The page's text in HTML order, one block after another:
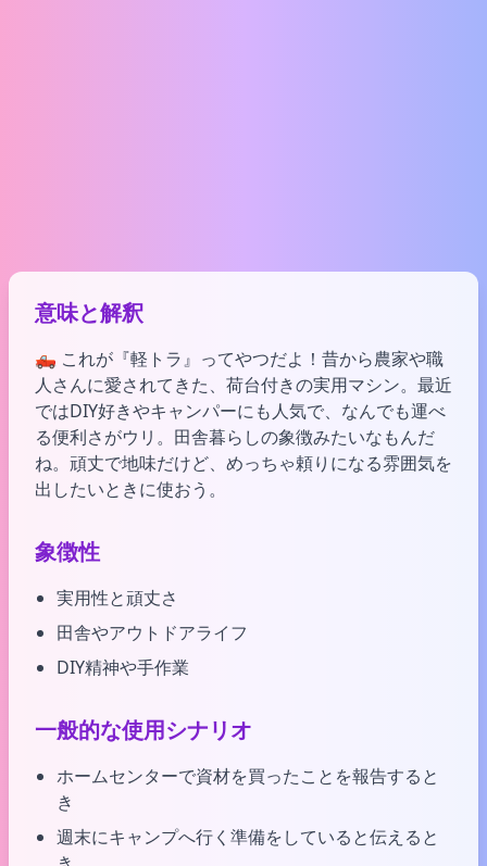
意味と解釈
🛻 これが『軽トラ』ってやつだよ！昔から農家や職
人さんに愛されてきた、荷台付きの実用マシン。最近
ではDIY好きやキャンパーにも人気で、なんでも運べ
る便利さがウリ。田舎暮らしの象徴みたいなもんだ
ね。頑丈で地味だけど、めっちゃ頼りになる雰囲気を
出したいときに使おう。
象徴性
実用性と頑丈さ
田舎やアウトドアライフ
DIY精神や手作業
一般的な使用シナリオ
ホームセンターで資材を買ったことを報告すると
き
週末にキャンプへ行く準備をしていると伝えると